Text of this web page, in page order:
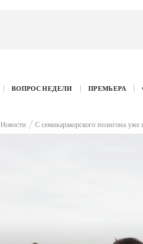
ВОПРОС НЕДЕЛИ ПРЕМЬЕРА
Новости С семикаракорского полигона